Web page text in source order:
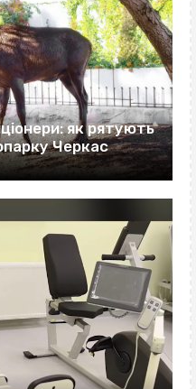
як рятують
Черкас